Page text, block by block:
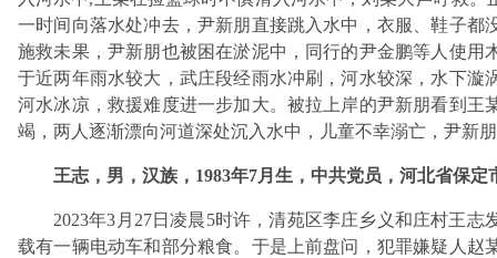
一时间向落水处冲去，尹新朋直接跳入水中，衣服、鞋子
施救未果，尹新朋也被困在淤泥中，同行的尹金鹏等人使
于近两年雨水较大，武庄段经雨水冲刷，河水较深，水下
河水冰凉，救援难度进一步加大。被拉上岸的尹新朋看到
竭，两人逐渐漂向河道深处沉入水中，儿童不幸溺亡，尹新
王志，男，汉族，1983年7月生，中共党员，河北省保
2023年3月27日凌晨5时许，清苑区李庄乡义和庄村王
载有一辆电动车和部分粮食。于是上前盘问，犯罪嫌疑人